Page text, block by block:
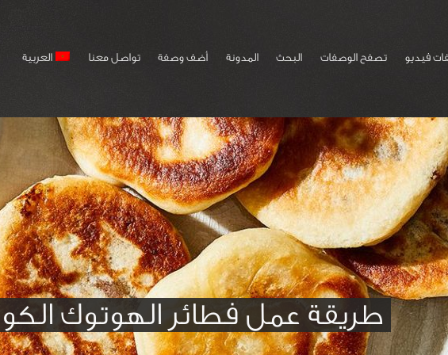
فيديو تصفح الوصفات البحث المدونة أضف وصفة تواصل معنا العربية
طريقة عمل فطائر الهوتوك